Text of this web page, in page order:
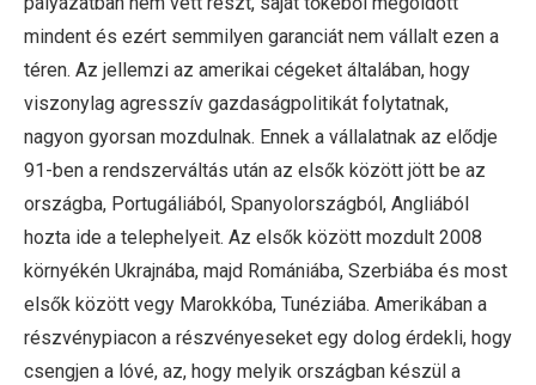
mindent és ezért semmilyen garanciát nem vállalt ezen a
téren. Az jellemzi az amerikai cégeket általában, hogy
viszonylag agresszív gazdaságpolitikát folytatnak,
nagyon gyorsan mozdulnak. Ennek a vállalatnak az elődje
91-ben a rendszerváltás után az elsők között jött be az
országba, Portugáliából, Spanyolországból, Angliából
hozta ide a telephelyeit. Az elsők között mozdult 2008
környékén Ukrajnába, majd Romániába, Szerbiába és most
elsők között vegy Marokkóba, Tunéziába. Amerikában a
részvénypiacon a részvényeseket egy dolog érdekli, hogy
csengjen a lóvé, az, hogy melyik országban készül a